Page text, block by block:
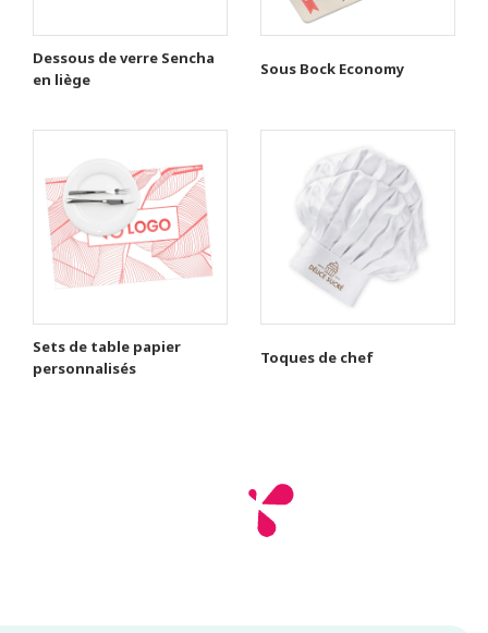
Dessous de verre Sencha
en liège
Sous Bock Economy
Sets de table papier
personnalisés
Toques de chef